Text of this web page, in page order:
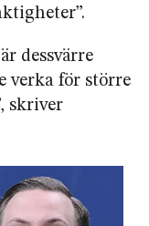
dessvärre
verka för större
skriver